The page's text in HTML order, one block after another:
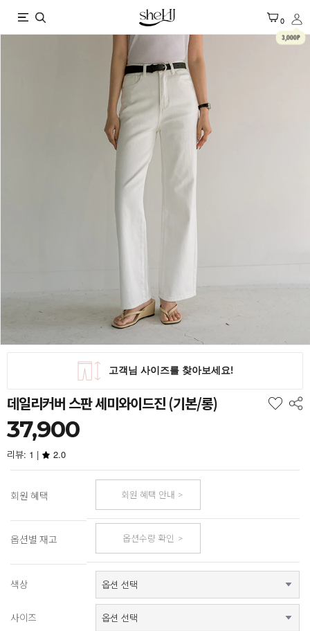
X 0
3,000P
데일리커버 스판 세미와이드진 (기본/롱)
37,900
리뷰: 1 | 2.0
회원 혜택 회원 혜택 안내
옵션별 재고 옵션수량 확인
색상
사이즈